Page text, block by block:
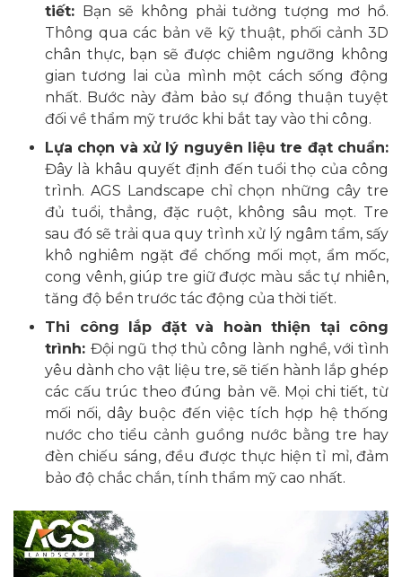
tiết:
Bạn sẽ không phải tưởng tượng mơ hồ.
Thông qua các bản vẽ kỹ thuật, phối cảnh 3D
chân thực, bạn sẽ được chiêm ngưỡng không
gian tương lai của mình một cách sống động
nhất. Bước này đảm bảo sự đồng thuận tuyệt
đối về thẩm mỹ trước khi bắt tay vào thi công.
Lựa chọn và xử lý nguyên liệu tre đạt chuẩn:
Đây là khâu quyết định đến tuổi thọ của công
trình. AGS Landscape chỉ chọn những cây tre
đủ tuổi, thẳng, đặc ruột, không sâu mọt. Tre
sau đó sẽ trải qua quy trình xử lý ngâm tẩm, sấy
khô nghiêm ngặt để chống mối mọt, ẩm mốc,
cong vênh, giúp tre giữ được màu sắc tự nhiên,
tăng độ bền trước tác động của thời tiết.
Thi công lắp đặt và hoàn thiện tại công
trình: Đội ngũ thợ thủ công lành nghề, với tình
yêu dành cho vật liệu tre, sẽ tiến hành lắp ghép
các cấu trúc theo đúng bản vẽ. Mọi chi tiết, từ
mối nối, dây buộc đến việc tích hợp hệ thống
nước cho tiểu cảnh guồng nước bằng tre hay
đèn chiếu sáng, đều được thực hiện tỉ mỉ, đảm
bảo độ chắc chắn, tính thẩm mỹ cao nhất.